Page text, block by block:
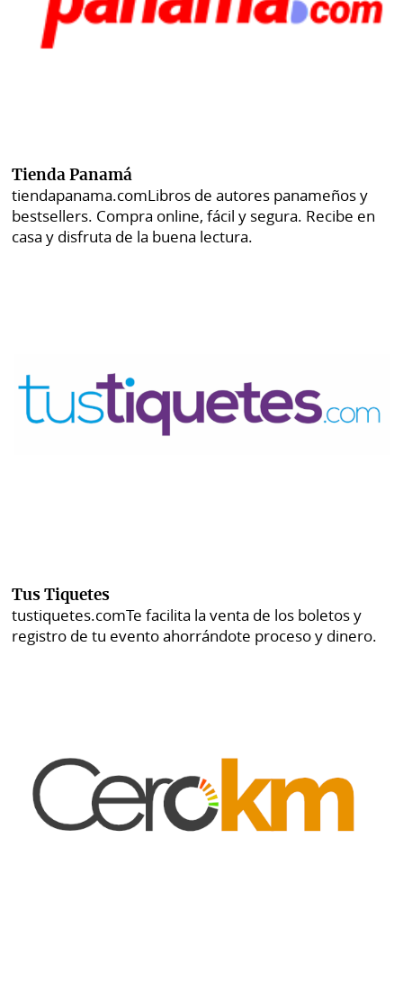
Tienda Panamá
tiendapanama.comLibros de autores panameños y
bestsellers. Compra online, fácil y segura. Recibe en
casa y disfruta de la buena lectura.
Tus Tiquetes
tustiquetes.comTe facilita la venta de los boletos y
registro de tu evento ahorrándote proceso y dinero.